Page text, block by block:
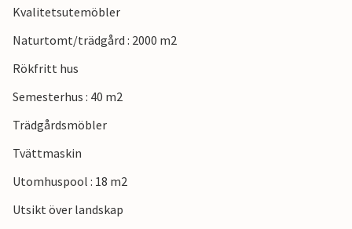
Kvalitetsutemöbler
Naturtomt/trädgård : 2000 m2
Rökfritt hus
Semesterhus : 40 m2
Trädgårdsmöbler
Tvättmaskin
Utomhuspool : 18 m2
Utsikt över landskap